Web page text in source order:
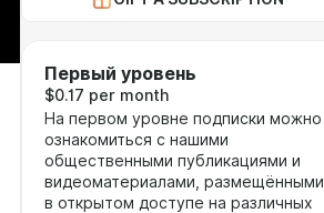
Первый уровень
$0.17 per month
На первом уровне подписки можно
ознакомиться с нашими
общественными публикациями и
видеоматериалами, размещёнными
в открытом доступе на различных